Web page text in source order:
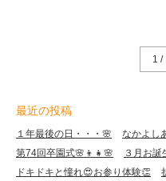
1 /
最近の投稿
１年最後の日・・・🌸
なかよし
第74回卒園式🌸👦👧🌸
３月お誕
ドキドキと憧れ😍お参り体験👏